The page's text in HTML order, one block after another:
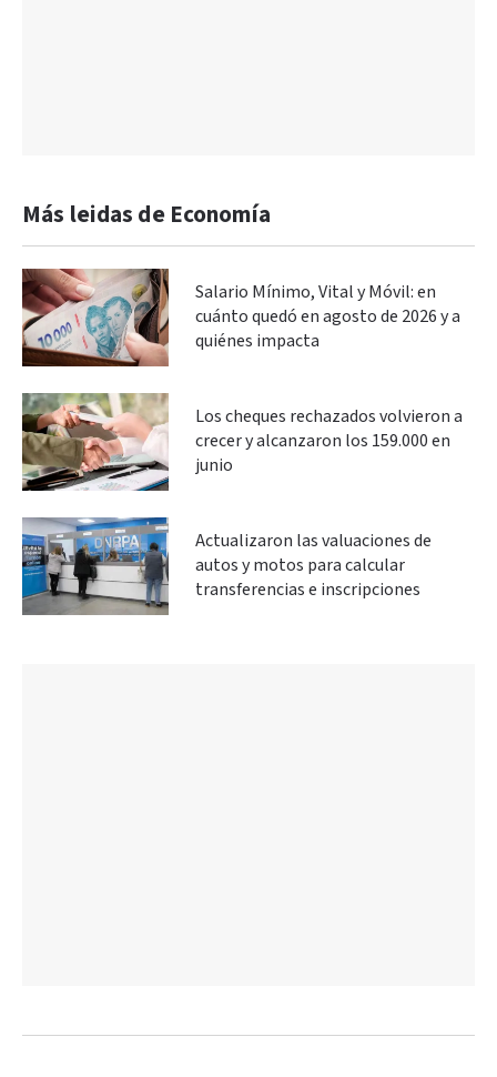
Más leidas de Economía
Salario Mínimo, Vital y Móvil: en
cuánto quedó en agosto de 2026 y a
quiénes impacta
Los cheques rechazados volvieron a
crecer y alcanzaron los 159.000 en
junio
Actualizaron las valuaciones de
autos y motos para calcular
transferencias e inscripciones